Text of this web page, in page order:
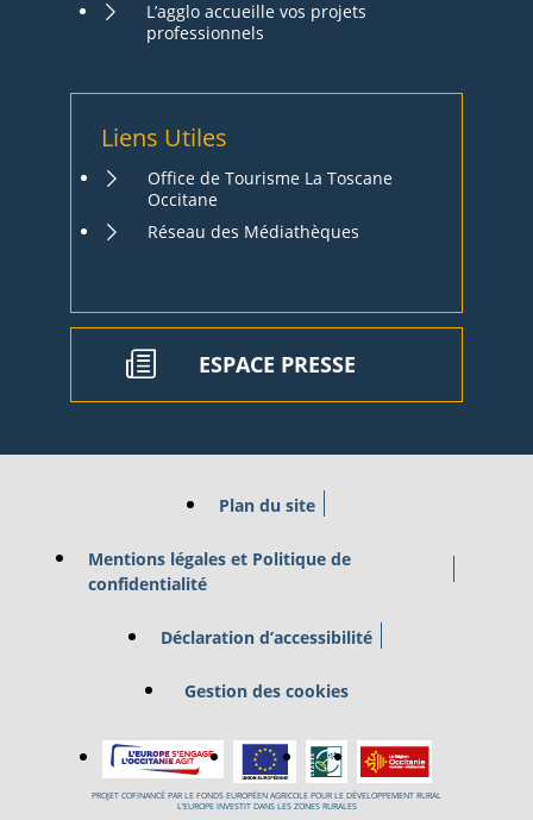
L’agglo accueille vos projets
professionnels
Liens Utiles
Office de Tourisme La Toscane
Occitane
Réseau des Médiathèques
ESPACE PRESSE
Plan du site
Mentions légales et Politique de
confidentialité
Déclaration d’accessibilité
Gestion des cookies
PROJET COFINANCÉ PAR LE FONDS EUROPÉEN AGRICOLE POUR LE DÉVELOPPEMENT RURAL
L’EUROPE INVESTIT DANS LES ZONES RURALES